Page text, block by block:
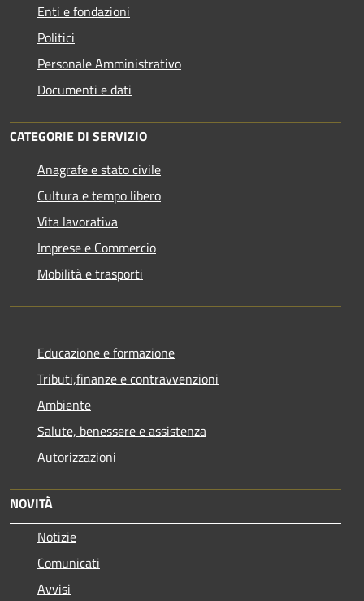
Enti e fondazioni
Politici
Personale Amministrativo
Documenti e dati
CATEGORIE DI SERVIZIO
Anagrafe e stato civile
Cultura e tempo libero
Vita lavorativa
Imprese e Commercio
Mobilità e trasporti
Educazione e formazione
Tributi,finanze e contravvenzioni
Ambiente
Salute, benessere e assistenza
Autorizzazioni
NOVITÀ
Notizie
Comunicati
Avvisi